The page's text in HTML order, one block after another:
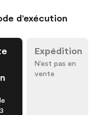
d’exécution
Expédition
N’est pas en
vente